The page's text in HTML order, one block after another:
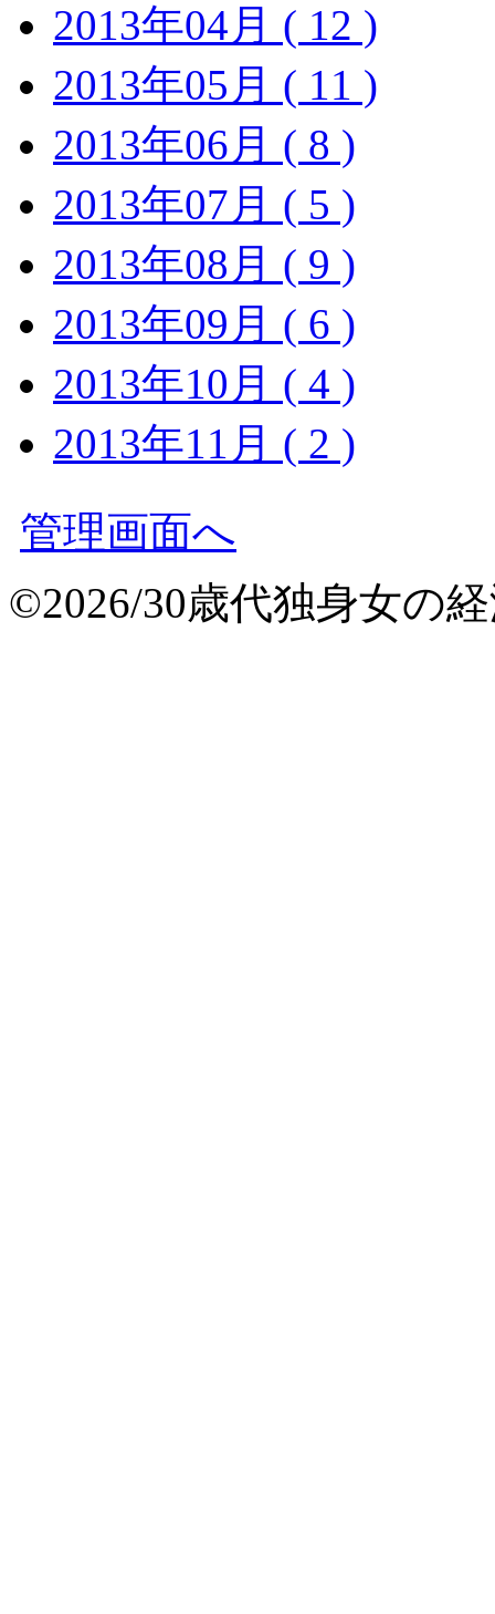
2013年04月 ( 12 )
2013年05月 ( 11 )
2013年06月 ( 8 )
2013年07月 ( 5 )
2013年08月 ( 9 )
2013年09月 ( 6 )
2013年10月 ( 4 )
2013年11月 ( 2 )
管理画面へ
©2026/30歳代独身女の